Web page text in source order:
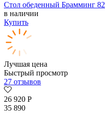
Стол обеденный Брамминг 82
в наличии
Купить
Лучшая цена
Быстрый просмотр
27 отзывов
26 920 Р
35 890